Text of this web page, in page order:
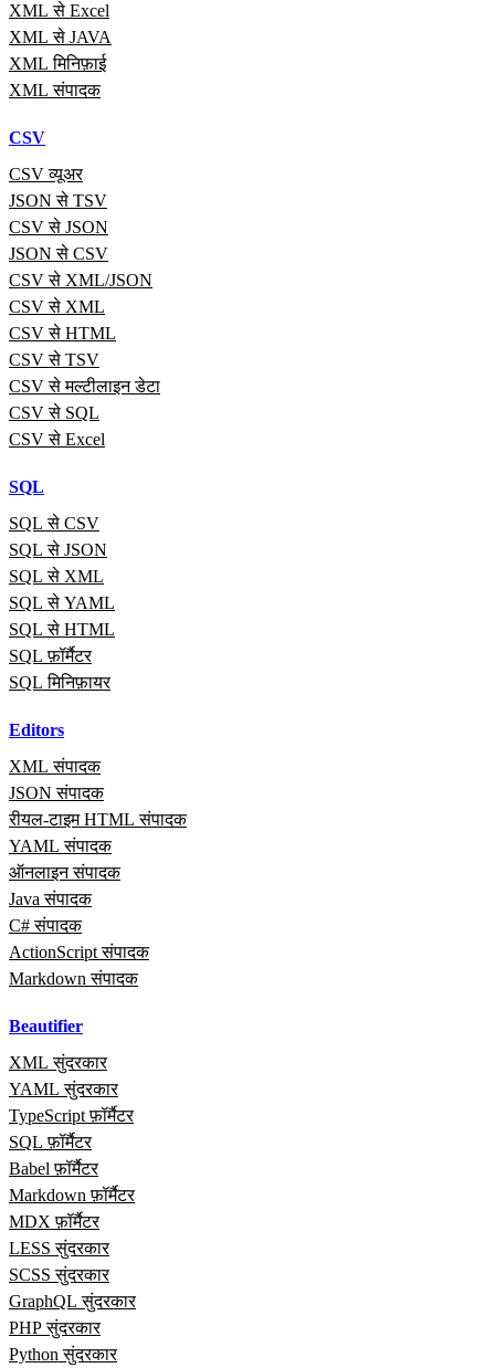
XML से Excel
XML से JAVA
XML मिनिफ़ाई
XML संपादक
CSV
CSV व्यूअर
JSON से TSV
CSV से JSON
JSON से CSV
CSV से XML/JSON
CSV से XML
CSV से HTML
CSV से TSV
CSV से मल्टीलाइन डेटा
CSV से SQL
CSV से Excel
SQL
SQL से CSV
SQL से JSON
SQL से XML
SQL से YAML
SQL से HTML
SQL फ़ॉर्मैटर
SQL मिनिफ़ायर
Editors
XML संपादक
JSON संपादक
रीयल‑टाइम HTML संपादक
YAML संपादक
ऑनलाइन संपादक
Java संपादक
C# संपादक
ActionScript संपादक
Markdown संपादक
Beautifier
XML सुंदरकार
YAML सुंदरकार
TypeScript फ़ॉर्मैटर
SQL फ़ॉर्मैटर
Babel फ़ॉर्मैटर
Markdown फ़ॉर्मैटर
MDX फ़ॉर्मैटर
LESS सुंदरकार
SCSS सुंदरकार
GraphQL सुंदरकार
PHP सुंदरकार
Python सुंदरकार